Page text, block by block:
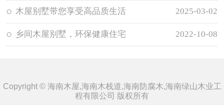
木屋别墅带您享受高品质生活 2025-03-02
乡间木屋别墅，环保健康住宅 2022-10-08
Copyright © 海南木屋,海南木栈道,海南防腐木,海南绿山木业工
程有限公司 版权所有